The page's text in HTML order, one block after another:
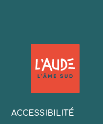
ACCESSIBILITÉ